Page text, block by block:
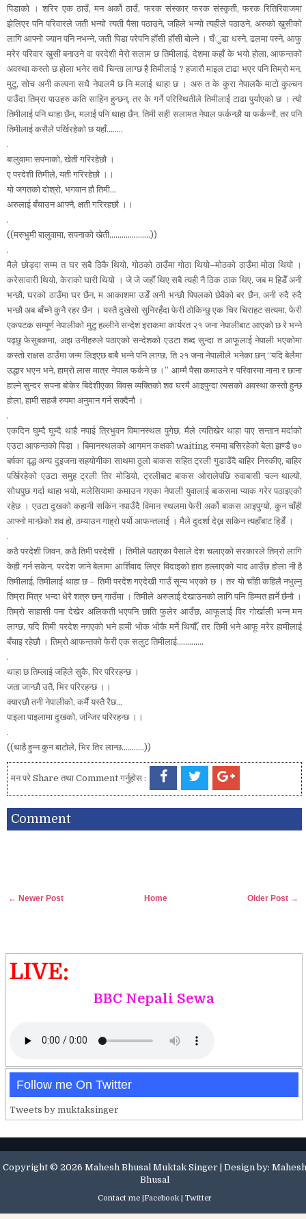
पिडाको । शरिर एक ठाउँ, मन अर्को ठाउँ, फरक संस्कार फरक संस्कृती, फरक रितिरिवाजमा
झेलिएर पनि परिवारले जती भन्यो त्यती पैसा पठाउने, जहिले भन्यो त्यहीले पठाउने, अरुको खुसीको
लागि आफ्नो ज्यान पनि नभन्ने, जती पिडा परेपनि हाँसी हाँसी बोल्ने । घँुडा धस्ने, ढलमा पस्ने, आफु
मरेर परिवार खुसी बनाउने वा परदेशी मेरो सलाम छ तिमीलाई, देशमा कहाँ के भयो होला, आफन्तको
अवस्था कस्तो छ होला भनेर सधै चिन्ता लाग्छ है तिमीलाई ? हजारौ माइल टाढा भएर पनि तिम्रो मन,
मुटु, सोच अनी कल्पना सधै नेपालमै छ नि मलाई थाहा छ । अरु त के कुरा नेपालकै माटो कुल्चन
पाउँदा तिम्रा पाउहरु कति साहिन हुन्छन्, तर के गर्ने परिस्थितीले तिमीलाई टाढा पुर्याएको छ । त्यो
तिमीलाई पनि थाहा छैन, मलाई पनि थाहा छैन, तिमी सही सलामत नेपाल फर्कन्छौ या फर्कन्नौ, तर पनि
तिमीलाई कसैले पर्खिरहेको छ यहाँ........
.
बालुवामा सपनाको, खेती गरिरहेछौ ।
ए परदेशी तिमीले, यती गरिरहेछौ ।।
यो जगतको दोश्रो, भगवान हौ तिमी...
अरुलाई बँचाउन आफ्नै, क्षती गरिरहछौ ।।
.
((मरुभुमी बालुवामा, सपनाको खेती....................))
.
मैले छोड्दा सम्म त घर सबै ठिकै थियो, गोठको ठाउँमा गोठा थियो–मोठको ठाउँमा मोठा थियो ।
करेसावारी थियो, केराको घारी थियो । जे जे जहाँ थिए सबै त्यही नै ठिक ठाक थिए, जब म हिडेँ अनी
भन्छौ, घरको ठाउँमा घर छैन, म आकाशमा उडेँ अनी भन्छौ पिपलको छेवैको बर छैन, अनी रुदै रुदै
भन्छौ अब बाँच्ने कुनै रहर छैन । यस्तै दुखेसो सुनिरहँदा फेरी ठोकिन्छु एक चिर चिराहट सत्यमा, फेरी
एकपटक सम्पूर्ण नेपालीको मुटु हल्लीने सन्देश इराकमा कार्यरत २१ जना नेपालीबाट आएको छ रे भन्ने
पढ्छु फेसुबकमा, अझ उनीहरुले पठाएको सन्देशको एउटा शब्द सुन्दा त आफूलाई नेपाली भएकोमा
कस्तो राक्षस ठाउँमा जन्म लिइएछ बाबै भन्ने पनि लाग्छ, ति २१ जना नेपालीले भनेका छन् ‘‘यदि बेलैमा
उद्धार भएन भने, हाम्रो लास मात्र नेपाल फर्कने छ ।’’ आम्मै पैसा कमाउने र परिवारमा नाना र छाना
हाल्ने सुन्दर सपना बोकेर बिदेशीएका विवस व्यक्तिको शव घरमै आइपुग्दा त्यसको अवस्था कस्तो हुन्छ
होला, हामी सहजै रुपमा अनुमान गर्न सक्दैनौ ।
.
एकदिन घुम्दै घुम्दै थाहै नपाई त्रिभुवन विमानस्थल पुगेछ, मैले त्यतिखेर थाहा पाए सन्तान मर्दाको
एउटा आफन्तको पिडा । बिमानस्थलको आगमन कक्षको waiting रुममा बसिरहेको बेला झण्डै ७०
बर्षका वृद्ध अन्य दुइजना सहयोगीका साथमा ठूलो बाकस सहित ट्रली गुडाउँदै बाहिर निस्कीए, बाहिर
पर्खिरहेको एउटा समुह ट्रली तिर मोडियो, ट्रलीबाट बाकस ओरालेपछि रुवाबासी चल्न थाल्यो,
सोधपुछ गर्दा थाहा भयो, मलेसियामा कमाउन गएका नेपाली युवालाई बाकसमा प्याक गरेर पठाइएको
रहेछ । एउटा दुखको कहानी सकिन नपाउँदै विमान स्थलमा फेरी अर्को बाकस आइपुग्यो, कुन चाँही
आफ्नो मान्छेको शव हो, ठम्याउन गाह्रो पर्यो आफन्तलाई । मैले दुदर्शा देख्न सकिन त्यहाँबाट हिडेँ ।
.
कठै परदेशी जिवन, कठै तिमी परदेशी । तिमीले पठाएका पैसाले देश चलाएको सरकारले तिम्रो लागि
केही गर्न सकेन, परदेश जाने बेलामा आर्शिवाद लिएर विदाइको हात हल्लाएको याद आउँछ होला नी है
तिमीलाई, तिमीलाई थाहा छ – तिमी परदेश गएदेखी गाउँ सून्य भएको छ । तर यो चाँही कहिलै नभुल्नु
तिम्रा मित्र भन्दा धेरै शत्रु छन् गाउँमा । तिमीले अरुलाई देखाउनको लागि पनि हिम्मत हार्ने छैनौ ।
तिम्रो साहासी पना देखेर अलिकती भएपनि छाति फुलेर आउँछ, आफूलाई विर गोर्खाली भन्न मन
लाग्छ, यदि तिमी परदेश नगएको भने हामी भोक भोकै मर्ने थियौँ, तर तिमी भने आफू मरेर हामीलाई
बँचाइ रहेछौ । तिम्रो आफन्तको फेरी एक सलुट तिमीलाई.............
.
थाहा छ तिम्लाई जहिले सुकै, पिर परिरहन्छ ।
जता जान्छौ उतै, भिर परिरहन्छ ।।
क्यारछौ तनी नेपालीको, कर्मै यस्तै रैछ...
पाइला पाइलामा दुखको, जन्जिर परिरहन्छ ।।
.
((थाहै हुन्न कुन बाटोले, भिर तिर लान्छ...........))
मन परे Share तथा Comment गर्नुहोस :
Comment
← Newer Post Older Post →
Home
LIVE:
BBC Nepali Sewa
Follow me On Twitter
Tweets by muktaksinger
Copyright © 2026 Mahesh Bhusal Muktak Singer | Design by: Mahesh
Bhusal
Contact me |Facebook| Twitter